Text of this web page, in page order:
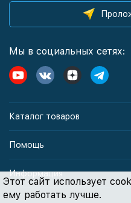
Этот сайт использует
ему работать лучше.
Мы в социальных сетях:
Каталог товаров
Помощь
Информация